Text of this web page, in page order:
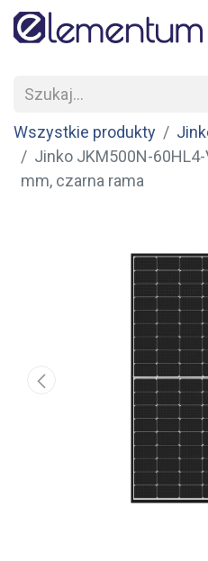
Wszystkie produkty
Jinko JKM500N-
mm, czarna rama